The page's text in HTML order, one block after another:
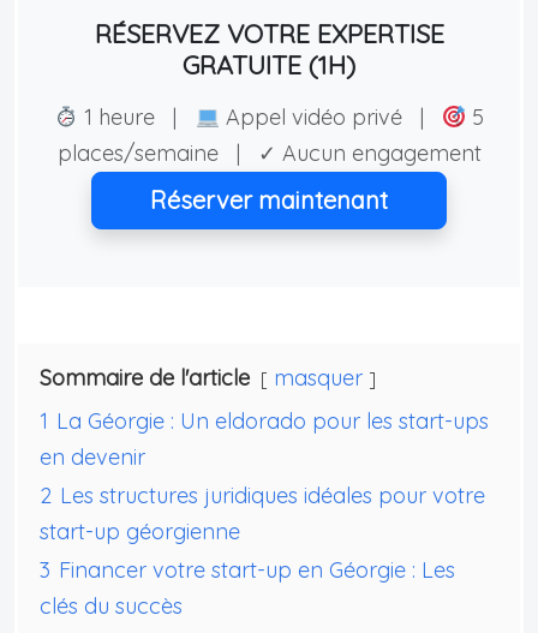
RÉSERVEZ VOTRE EXPERTISE
GRATUITE (1H)
1 heure | Appel vidéo privé |
5
places/semaine | ✓ Aucun engagement
Réserver maintenant
Sommaire de l'article
masquer
1 La Géorgie : Un eldorado pour les start-ups
en devenir
2 Les structures juridiques idéales pour votre
start-up géorgienne
3 Financer votre start-up en Géorgie : Les
clés du succès